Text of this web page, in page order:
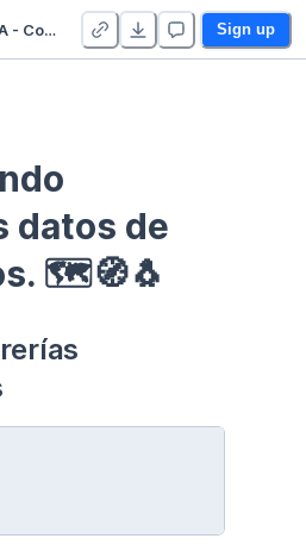
Curso EDA - Communication - Duplicate Sign up
datos de
🗺🧭🐧